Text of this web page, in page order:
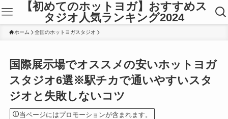
【初めてのホットヨガ】おすすめス
タジオ人気ランキング2024
ホーム 全国のホットヨガスタジオ
国際展示場でオススメの安いホットヨガ
スタジオ6選※駅チカで通いやすいスタ
ジオと失敗しないコツ
当ページにはプロモーションが含まれます。